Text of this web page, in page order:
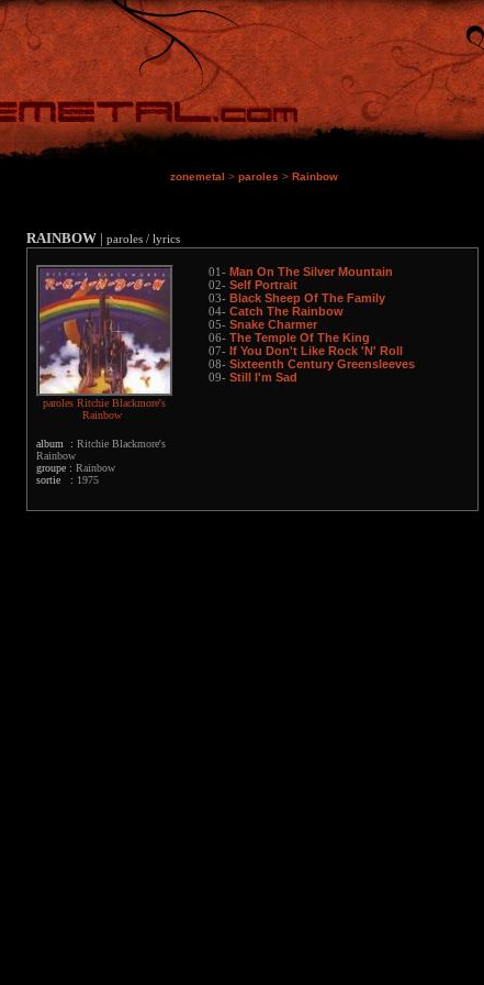
zonemetal > paroles > Rainbow
RAINBOW | paroles / lyrics
paroles Ritchie Blackmore's
Rainbow
album : Ritchie Blackmore's
Rainbow
groupe : Rainbow
sortie : 1975
01- Man On The Silver Mountain
02- Self Portrait
03- Black Sheep Of The Family
04- Catch The Rainbow
05- Snake Charmer
06- The Temple Of The King
07- If You Don't Like Rock 'N' Roll
08- Sixteenth Century Greensleeves
09- Still I'm Sad